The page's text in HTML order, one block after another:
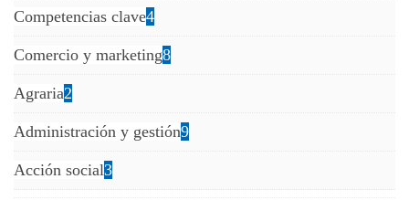
Competencias clave4
Comercio y marketing8
Agraria2
Administración y gestión9
Acción social3